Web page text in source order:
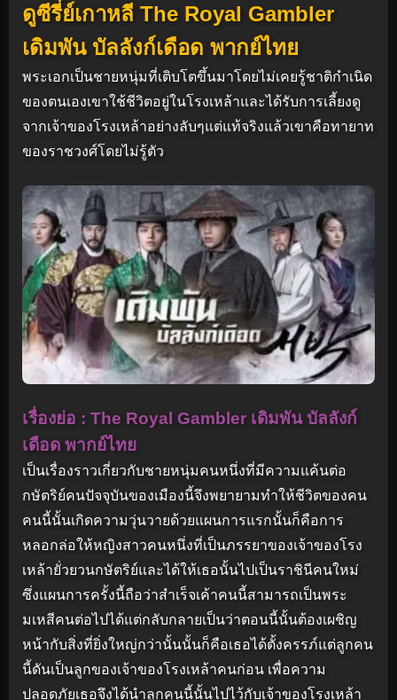
ดูซีรี่ย์เกาหลี The Royal Gambler
เดิมพัน บัลลังก์เดือด พากย์ไทย
พระเอกเป็นชายหนุ่มที่เติบโตขึ้นมาโดยไม่เคยรู้ชาติกำเนิด
ของตนเองเขาใช้ชีวิตอยู่ในโรงเหล้าและได้รับการเลี้ยงดู
จากเจ้าของโรงเหล้าอย่างลับๆแต่แท้จริงแล้วเขาคือทายาท
ของราชวงศ์โดยไม่รู้ตัว
เรื่องย่อ : The Royal Gambler เดิมพัน บัลลังก์
เดือด พากย์ไทย
เป็นเรื่องราวเกี่ยวกับชายหนุ่มคนหนึ่งที่มีความแค้นต่อ
กษัตริย์คนปัจจุบันของเมืองนี้จึงพยายามทำให้ชีวิตของคน
คนนี้นั้นเกิดความวุ่นวายด้วยแผนการแรกนั้นก็คือการ
หลอกล่อให้หญิงสาวคนหนึ่งที่เป็นภรรยาของเจ้าของโรง
เหล้ายั่วยวนกษัตริย์และได้ให้เธอนั้นไปเป็นราชินีคนใหม่
ซึ่งแผนการครั้งนี้ถือว่าสำเร็จเค้าคนนี้สามารถเป็นพระ
มเหสีคนต่อไปได้แต่กลับกลายเป็นว่าตอนนี้นั้นต้องเผชิญ
หน้ากับสิ่งที่ยิ่งใหญ่กว่านั้นนั้นก็คือเธอได้ตั้งครรภ์แต่ลูกคน
นี้ดันเป็นลูกของเจ้าของโรงเหล้าคนก่อน เพื่อความ
ปลอดภัยเธอจึงได้นำลูกคนนี้นั้นไปไว้กับเจ้าของโรงเหล้า